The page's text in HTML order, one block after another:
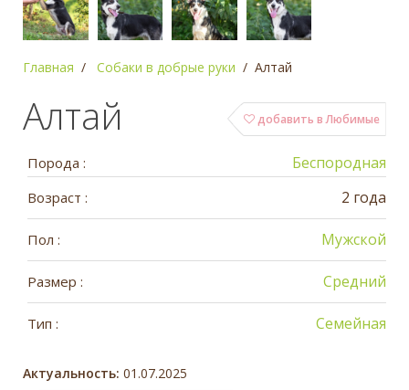
Главная Собаки в добрые руки Алтай
добавить в Любимые
Алтай
Порода : Беспородная
Возраст : 2 года
Пол : Мужской
Размер : Средний
Тип : Семейная
Актуальность: 01.07.2025